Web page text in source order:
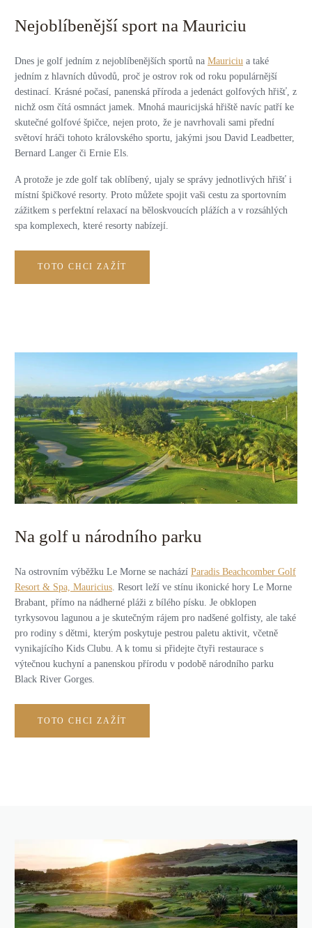
Nejoblíbenější sport na Mauriciu
Dnes je golf jedním z nejoblíbenějších sportů na Mauriciu a také
jedním z hlavních důvodů, proč je ostrov rok od roku populárnější
destinací. Krásné počasí, panenská příroda a jedenáct golfových hřišť, z
nichž osm čítá osmnáct jamek. Mnohá mauricijská hřiště navíc patří ke
skutečné golfové špičce, nejen proto, že je navrhovali sami přední
světoví hráči tohoto královského sportu, jakými jsou David Leadbetter,
Bernard Langer či Ernie Els.
A protože je zde golf tak oblíbený, ujaly se správy jednotlivých hřišť i
místní špičkové resorty. Proto můžete spojit vaši cestu za sportovním
zážitkem s perfektní relaxací na běloskvoucích plážích a v rozsáhlých
spa komplexech, které resorty nabízejí.
TOTO CHCI ZAŽÍT
Na golf u národního parku
Na ostrovním výběžku Le Morne se nachází Paradis Beachcomber Golf
Resort & Spa, Mauricius. Resort leží ve stínu ikonické hory Le Morne
Brabant, přímo na nádherné pláži z bílého písku. Je obklopen
tyrkysovou lagunou a je skutečným rájem pro nadšené golfisty, ale také
pro rodiny s dětmi, kterým poskytuje pestrou paletu aktivit, včetně
vynikajícího Kids Clubu. A k tomu si přidejte čtyři restaurace s
výtečnou kuchyní a panenskou přírodu v podobě národního parku
Black River Gorges.
TOTO CHCI ZAŽÍT